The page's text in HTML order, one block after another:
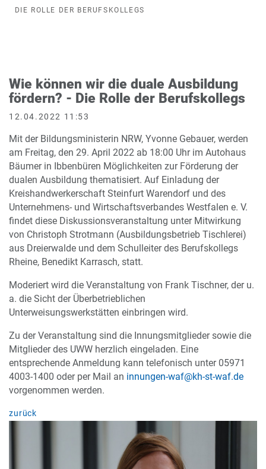
DIE ROLLE DER BERUFSKOLLEGS
Wie können wir die duale Ausbildung
fördern? - Die Rolle der Berufskollegs
12.04.2022 11:53
Mit der Bildungsministerin NRW, Yvonne Gebauer, werden
am Freitag, den 29. April 2022 ab 18:00 Uhr im Autohaus
Bäumer in Ibbenbüren Möglichkeiten zur Förderung der
dualen Ausbildung thematisiert. Auf Einladung der
Kreishandwerkerschaft Steinfurt Warendorf und des
Unternehmens- und Wirtschaftsverbandes Westfalen e. V.
findet diese Diskussionsveranstaltung unter Mitwirkung
von Christoph Strotmann (Ausbildungsbetrieb Tischlerei)
aus Dreierwalde und dem Schulleiter des Berufskollegs
Rheine, Benedikt Karrasch, statt.
Moderiert wird die Veranstaltung von Frank Tischner, der u.
a. die Sicht der Überbetrieblichen
Unterweisungswerkstätten einbringen wird.
Zu der Veranstaltung sind die Innungsmitglieder sowie die
Mitglieder des UWW herzlich eingeladen. Eine
entsprechende Anmeldung kann telefonisch unter 05971
4003-1400 oder per Mail an innungen-waf@kh-st-waf.de
vorgenommen werden.
zurück